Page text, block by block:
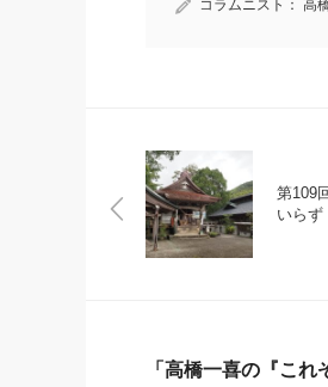
コラムニスト： 高
第109
いらず
「高橋一喜の『こ